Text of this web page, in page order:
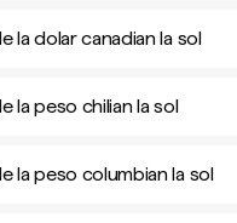
la dolar canadian la sol
la peso chilian la sol
la peso columbian la sol